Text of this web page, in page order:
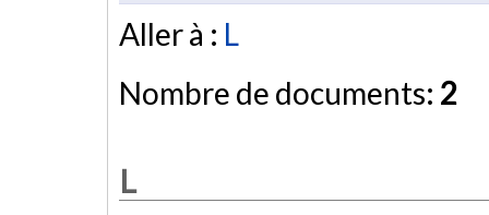
Aller à : L
Nombre de documents: 2
L